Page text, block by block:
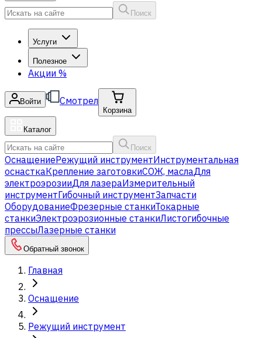
Поиск
Услуги
Полезное
Акции %
Войти Смотрел
Корзина
Каталог
Поиск
ОснащениеРежущий инструментИнструментальная
оснасткаКрепление заготовкиСОЖ, маслаДля
электроэрозииДля лазераИзмерительный
инструментГибочный инструментЗапчасти
ОборудованиеФрезерные станкиТокарные
станкиЭлектроэрозионные станкиЛистогибочные
прессыЛазерные станки
Обратный звонок
Главная
Оснащение
Режущий инструмент